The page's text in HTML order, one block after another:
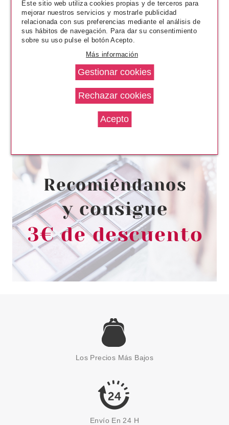
Los Precios Más Bajos
Envío En 24 H
Este sitio web utiliza cookies propias y de terceros para
mejorar nuestros servicios y mostrarle publicidad
relacionada con sus preferencias mediante el análisis de
sus hábitos de navegación. Para dar su consentimiento
sobre su uso pulse el botón Acepto.
Más información